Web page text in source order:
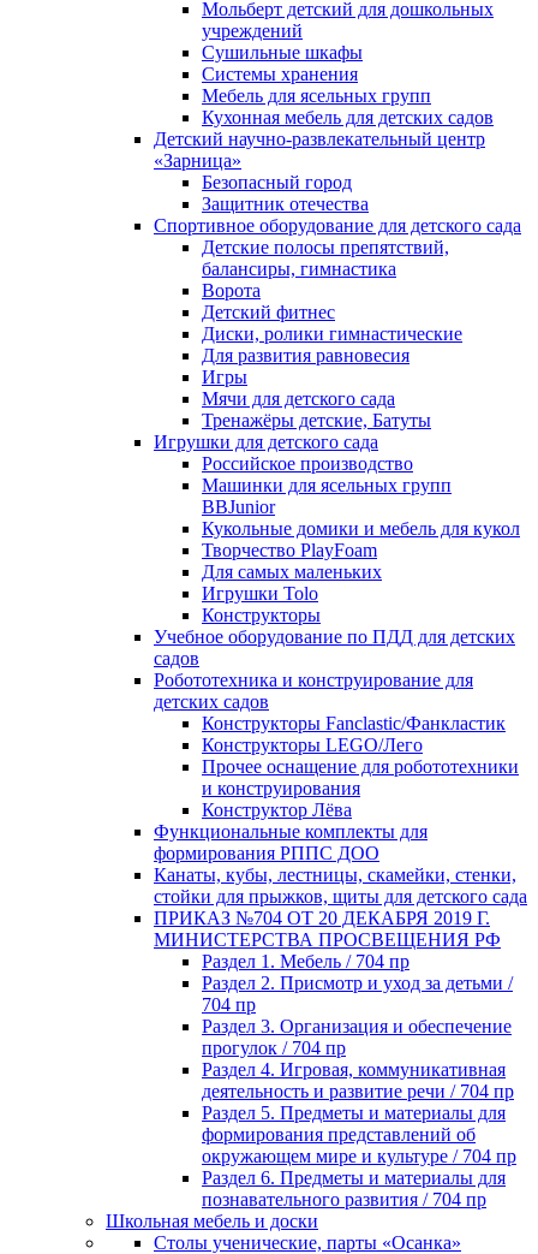
Мольберт детский для дошкольных
учреждений
Сушильные шкафы
Системы хранения
Мебель для ясельных групп
Кухонная мебель для детских садов
Детский научно-развлекательный центр
«Зарница»
Безопасный город
Защитник отечества
Спортивное оборудование для детского сада
Детские полосы препятствий,
балансиры, гимнастика
Ворота
Детский фитнес
Диски, ролики гимнастические
Для развития равновесия
Игры
Мячи для детского сада
Тренажёры детские, Батуты
Игрушки для детского сада
Российское производство
Машинки для ясельных групп
BBJunior
Кукольные домики и мебель для кукол
Творчество PlayFoam
Для самых маленьких
Игрушки Tolo
Конструкторы
Учебное оборудование по ПДД для детских
садов
Робототехника и конструирование для
детских садов
Конструкторы Fanclastic/Фанкластик
Конструкторы LEGO/Лего
Прочее оснащение для робототехники
и конструирования
Конструктор Лёва
Функциональные комплекты для
формирования РППС ДОО
Канаты, кубы, лестницы, скамейки, стенки,
стойки для прыжков, щиты для детского сада
ПРИКАЗ №704 ОТ 20 ДЕКАБРЯ 2019 Г.
МИНИСТЕРСТВА ПРОСВЕЩЕНИЯ РФ
Раздел 1. Мебель / 704 пр
Раздел 2. Присмотр и уход за детьми /
704 пр
Раздел 3. Организация и обеспечение
прогулок / 704 пр
Раздел 4. Игровая, коммуникативная
деятельность и развитие речи / 704 пр
Раздел 5. Предметы и материалы для
формирования представлений об
окружающем мире и культуре / 704 пр
Раздел 6. Предметы и материалы для
познавательного развития / 704 пр
Школьная мебель и доски
Столы ученические, парты «Осанка»